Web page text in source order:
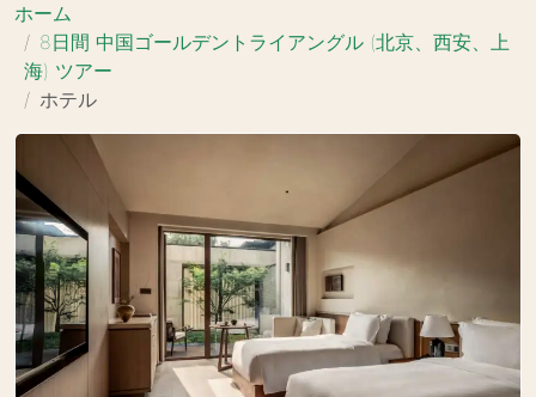
ホーム
8日間 中国ゴールデントライアングル (北京、西安、上
海) ツアー
ホテル